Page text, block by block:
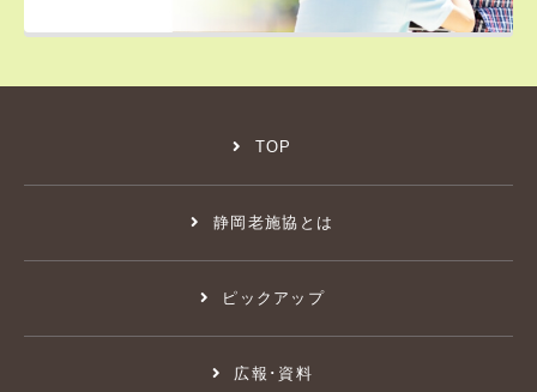
TOP
静岡老施協とは
ピックアップ
広報･資料